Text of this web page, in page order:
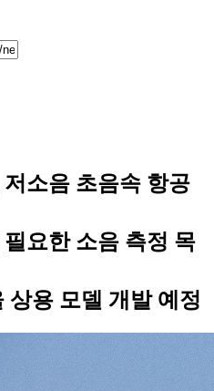
소음 초음속 항공
요한 소음 측정 목
상용 모델 개발 예정